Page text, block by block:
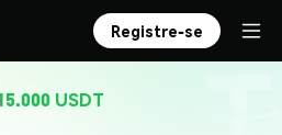
Registre-se
USDT